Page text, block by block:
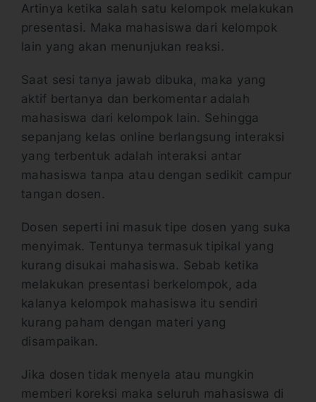
Artinya ketika salah satu kelompok melakukan
presentasi. Maka mahasiswa dari kelompok
lain yang akan menunjukan reaksi.
Saat sesi tanya jawab dibuka, maka yang
aktif bertanya dan berkomentar adalah
mahasiswa dari kelompok lain. Sehingga
sepanjang kelas online berlangsung interaksi
yang terbentuk adalah interaksi antar
mahasiswa tanpa atau dengan sedikit campur
tangan dosen.
Dosen seperti ini masuk tipe dosen yang suka
menyimak. Tentunya termasuk tipikal yang
kurang disukai mahasiswa. Sebab ketika
melakukan presentasi berkelompok, ada
kalanya kelompok mahasiswa itu sendiri
kurang paham dengan materi yang
disampaikan.
Jika dosen tidak menyela atau mungkin
memberi koreksi maka seluruh mahasiswa di